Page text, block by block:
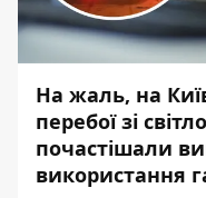
На жаль, на
перебої зі
почастішали
використання